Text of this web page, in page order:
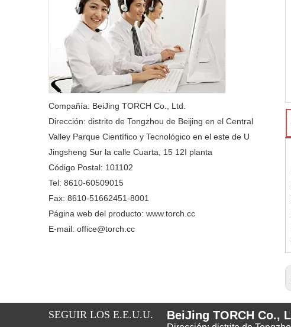
Compañía: BeiJing TORCH Co., Ltd.
Dirección: distrito de Tongzhou de Beijing en el Central
Valley Parque Científico y Tecnológico en el este de U
Jingsheng Sur la calle Cuarta, 15 12I planta
Código Postal: 101102
Tel: 8610-60509015
Fax: 8610-51662451-8001
Página web del producto: www.torch.cc
E-mail: office@torch.cc
SEGUIR LOS E.E.U.U. BeiJing TORCH Co.,